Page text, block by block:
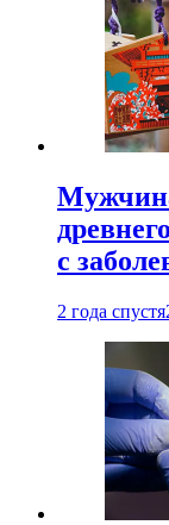
с
2 года спустя